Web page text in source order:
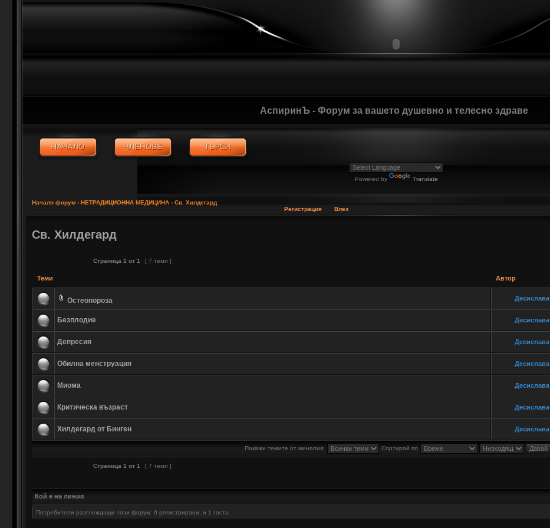
АспиринЪ - Форум за вашето душевно и телесно здраве
Powered by Translate
Начало форум ‹ НЕТРАДИЦИОННА МЕДИЦИНА ‹ Св. Хилдегард
Регистрация
Влез
Св. Хилдегард
Страница 1 от 1 [ 7 теми ]
Теми Автор
Остеопороза Десислава
Безплодие Десислава
Депресия Десислава
Обилна менструация Десислава
Миома Десислава
Критическа възраст Десислава
Хилдегард от Бинген Десислава
Покажи темите от миналия: Сортирай по
Страница 1 от 1 [ 7 теми ]
Кой е на линия
Потребители разглеждащи този форум: 0 регистрирани, и 1 госта